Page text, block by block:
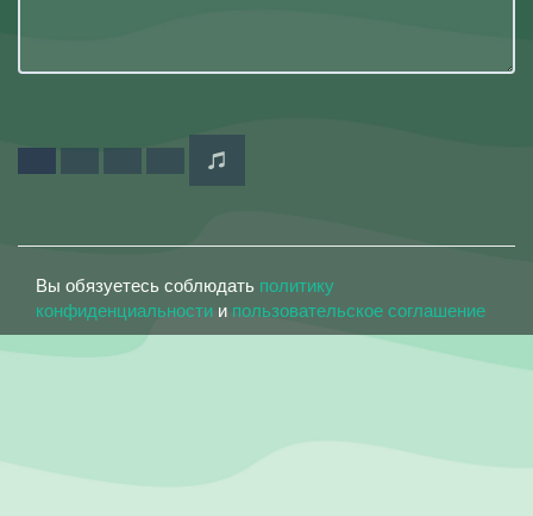
Вы обязуетесь соблюдать политику
конфиденциальности и пользовательское соглашение